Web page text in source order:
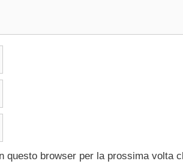
questo browser per la prossima volta